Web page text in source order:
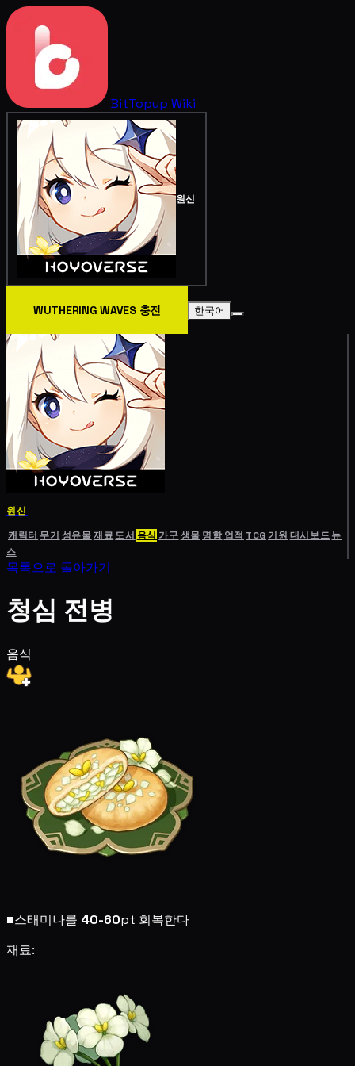
BitTopup Wiki
원신
WUTHERING WAVES 충전 한국어
원신
캐릭터 무기 성유물재료도서 음식 가구생물 명함 업적 TCG기원 대시보드뉴
스
목록으로 돌아가기
청심 전병
음식
■스태미나를 40-60pt 회복한다
재료: